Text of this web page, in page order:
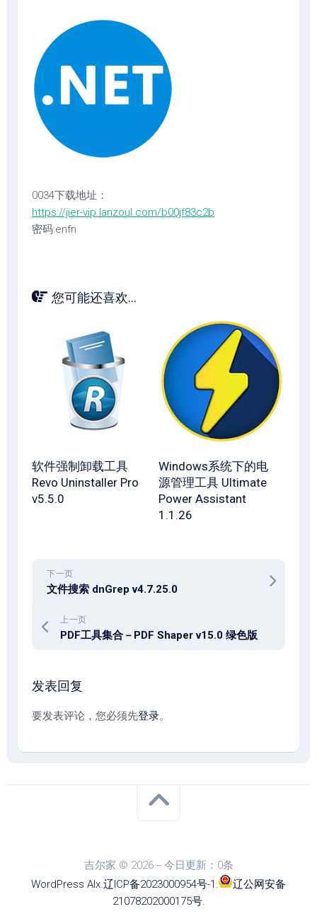
0034下载地址：
https://jier-vip.lanzoul.com/b00jf83c2b
密码:enfn
您可能还喜欢...
软件强制卸载工具
Revo Uninstaller Pro
v5.5.0
Windows系统下的电
源管理工具 Ultimate
Power Assistant
1.1.26
下一页
文件搜索 dnGrep v4.7.25.0
上一页
PDF工具集合－PDF Shaper v15.0 绿色版
发表回复
要发表评论，您必须先登录。
吉尔家 © 2026－今日更新：0条
WordPress Alx.辽ICP备2023000954号-1 .
辽公网安备
21078202000175号.